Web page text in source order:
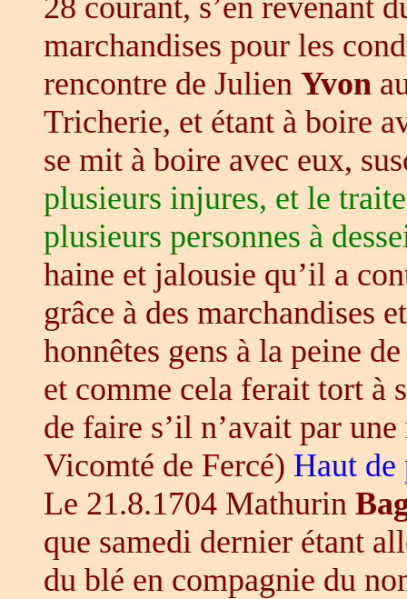
marchandises pour les
rencontre de Julien Yvon
Tricherie, et étant à boire
se mit à boire avec eux,
plusieurs injures, et le
plusieurs personnes à
haine et jalousie qu’il a
grâce à des marchandises
honnêtes gens à la peine
et comme cela ferait tort à
de faire s’il n’avait par
Vicomté de Fercé) Haut de
Le 21.8.1704 Mathurin
que samedi dernier étant
du blé en compagnie du